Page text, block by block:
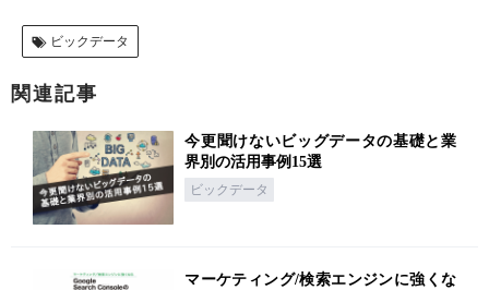
ビックデータ
関連記事
今更聞けないビッグデータの基礎と業
界別の活用事例15選
ビックデータ
マーケティング/検索エンジンに強くな